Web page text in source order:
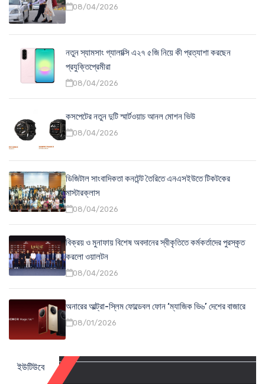
08/04/2026
নতুন স্যামসাং গ্যালাক্সি এ২৭ ৫জি নিয়ে কী প্রত্যাশা করছেন
প্রযুক্তিপ্রেমীরা
08/04/2026
কসপেটের নতুন দুটি স্মার্টওয়াচ আনল মোশন ভিউ
08/04/2026
ডিজিটাল সাংবাদিকতা কনটেন্ট তৈরিতে এনএসইউতে টিকটকের
মাস্টারক্লাস
08/04/2026
বিক্রয় ও মুনাফায় বিশেষ অবদানের স্বীকৃতিতে কর্মকর্তাদের পুরস্কৃত
করলো ওয়ালটন
08/04/2026
অনারের আল্ট্রা-স্লিম ফোল্ডেবল ফোন ‘ম্যাজিক ভি৬’ দেশের বাজারে
08/01/2026
ইউটিউবে